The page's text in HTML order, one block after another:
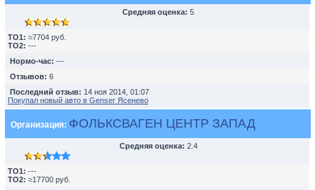
Средняя оценка: 5
TO1: ≈7704 руб.
TO2: ---
Нормо-час: ---
Отзывов: 6
Последний отзыв: 14 ноя 2014, 01:07
Покупал новый авто в Genser Ясенево
Организация: ФОЛЬКСВАГЕН ЦЕНТР ЗАПАД
Средняя оценка: 2.4
TO1: ---
TO2: ≈17700 руб.